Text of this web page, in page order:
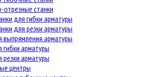
отрезные станки
для гибки арматуры
для резки арматуры
выпрямления арматуры
гибки арматуры
резки арматуры
центры